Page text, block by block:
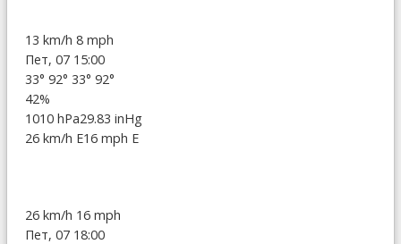
13 km/h 8 mph
Пет, 07 15:00
33° 92° 33° 92°
42%
1010 hPa29.83 inHg
26 km/h E16 mph E
26 km/h 16 mph
Пет, 07 18:00